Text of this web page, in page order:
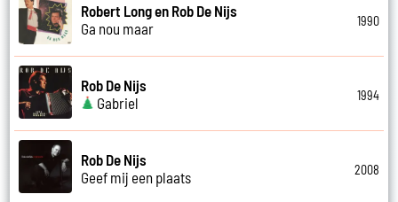
Robert Long en Rob De Nijs
Ga nou maar
1990
Rob De Nijs
Gabriel
1994
Rob De Nijs
Geef mij een plaats
2008